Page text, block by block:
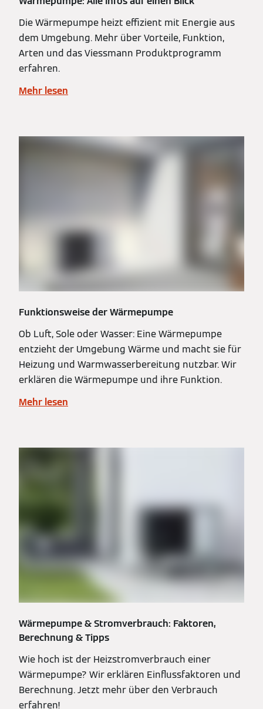
Die Wärmepumpe heizt effizient mit Energie aus
dem Umgebung. Mehr über Vorteile, Funktion,
Arten und das Viessmann Produktprogramm
erfahren.
Mehr lesen
Funktionsweise der Wärmepumpe
Ob Luft, Sole oder Wasser: Eine Wärmepumpe
entzieht der Umgebung Wärme und macht sie für
Heizung und Warmwasserbereitung nutzbar. Wir
erklären die Wärmepumpe und ihre Funktion.
Mehr lesen
Wärmepumpe & Stromverbrauch: Faktoren,
Berechnung & Tipps
Wie hoch ist der Heizstromverbrauch einer
Wärmepumpe? Wir erklären Einflussfaktoren und
Berechnung. Jetzt mehr über den Verbrauch
erfahren!